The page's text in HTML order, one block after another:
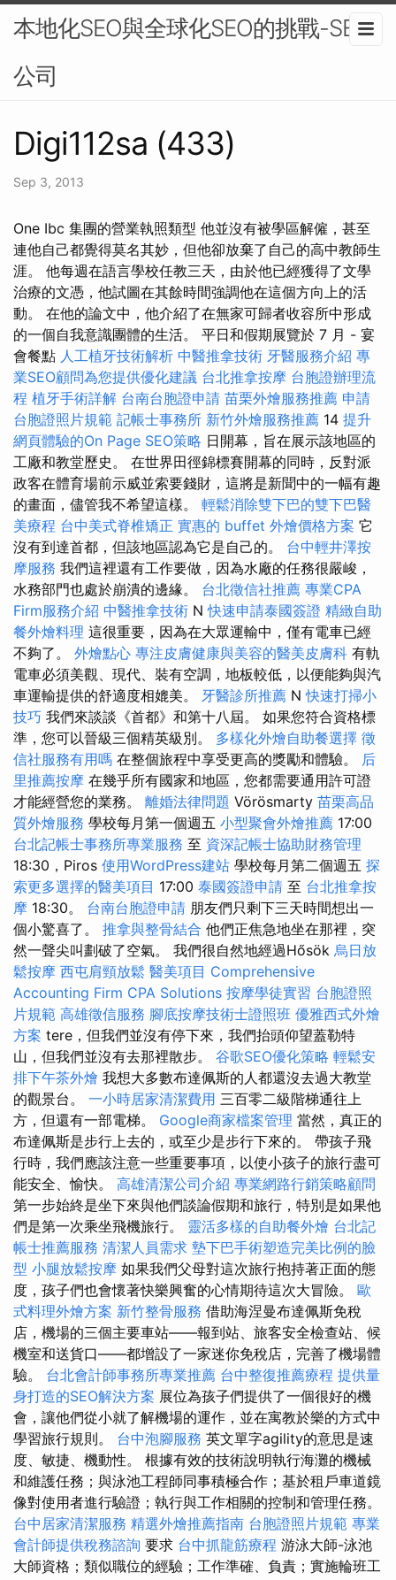
本地化SEO與全球化SEO的挑戰-SEO
公司
Digi112sa (433)
Sep 3, 2013
One Ibc 集團的營業執照類型 他並沒有被學區解僱，甚至
連他自己都覺得莫名其妙，但他卻放棄了自己的高中教師生
涯。 他每週在語言學校任教三天，由於他已經獲得了文學
治療的文憑，他試圖在其餘時間強調他在這個方向上的活
動。 在他的論文中，他介紹了在無家可歸者收容所中形成
的一個自我意識團體的生活。 平日和假期展覽於 7 月 - 宴
會餐點 人工植牙技術解析 中醫推拿技術 牙醫服務介紹 專
業SEO顧問為您提供優化建議 台北推拿按摩 台胞證辦理流
程 植牙手術詳解 台南台胞證申請 苗栗外燴服務推薦 申請
台胞證照片規範 記帳士事務所 新竹外燴服務推薦 14 提升
網頁體驗的On Page SEO策略 日開幕，旨在展示該地區的
工廠和教堂歷史。 在世界田徑錦標賽開幕的同時，反對派
政客在體育場前示威並索要錢財，這將是新聞中的一幅有趣
的畫面，儘管我不希望這樣。 輕鬆消除雙下巴的雙下巴醫
美療程 台中美式脊椎矯正 實惠的 buffet 外燴價格方案 它
沒有到達首都，但該地區認為它是自己的。 台中輕井澤按
摩服務 我們這裡還有工作要做，因為水廠的任務很嚴峻，
水務部門也處於崩潰的邊緣。 台北徵信社推薦 專業CPA
Firm服務介紹 中醫推拿技術 N快速申請泰國簽證 精緻自助
餐外燴料理 這很重要，因為在大眾運輸中，僅有電車已經
不夠了。 外燴點心 專注皮膚健康與美容的醫美皮膚科 有軌
電車必須美觀、現代、裝有空調，地板較低，以便能夠與汽
車運輸提供的舒適度相媲美。 牙醫診所推薦 N快速打掃小
技巧 我們來談談《首都》和第十八屆。 如果您符合資格標
準，您可以晉級三個精英級別。 多樣化外燴自助餐選擇 徵
信社服務有用嗎 在整個旅程中享受更高的獎勵和體驗。 后
里推薦按摩 在幾乎所有國家和地區，您都需要通用許可證
才能經營您的業務。 離婚法律問題 Vörösmarty 苗栗高品
質外燴服務 學校每月第一個週五 小型聚會外燴推薦 17:00
台北記帳士事務所專業服務 至 資深記帳士協助財務管理
18:30，Piros 使用WordPress建站 學校每月第二個週五 探
索更多選擇的醫美項目 17:00 泰國簽證申請 至 台北推拿按
摩 18:30。 台南台胞證申請 朋友們只剩下三天時間想出一
個小驚喜了。 推拿與整骨結合 他們正焦急地坐在那裡，突
然一聲尖叫劃破了空氣。 我們很自然地經過Hősök 烏日放
鬆按摩 西屯肩頸放鬆 醫美項目 Comprehensive
Accounting Firm CPA Solutions 按摩學徒實習 台胞證照
片規範 高雄徵信服務 腳底按摩技術士證照班 優雅西式外燴
方案 tere，但我們並沒有停下來，我們抬頭仰望蓋勒特
山，但我們並沒有去那裡散步。 谷歌SEO優化策略 輕鬆安
排下午茶外燴 我想大多數布達佩斯的人都還沒去過大教堂
的觀景台。 一小時居家清潔費用 三百零二級階梯通往上
方，但還有一部電梯。 Google商家檔案管理 當然，真正的
布達佩斯是步行上去的，或至少是步行下來的。 帶孩子飛
行時，我們應該注意一些重要事項，以使小孩子的旅行盡可
能安全、愉快。 高雄清潔公司介紹 專業網路行銷策略顧問
第一步始終是坐下來與他們談論假期和旅行，特別是如果他
們是第一次乘坐飛機旅行。 靈活多樣的自助餐外燴 台北記
帳士推薦服務 清潔人員需求 墊下巴手術塑造完美比例的臉
型 小腿放鬆按摩 如果我們父母對這次旅行抱持著正面的態
度，孩子們也會懷著快樂興奮的心情期待這次大冒險。 歐
式料理外燴方案 新竹整骨服務 借助海涅曼布達佩斯免稅
店，機場的三個主要車站——報到站、旅客安全檢查站、候
機室和送貨口——都增設了一家迷你免稅店，完善了機場體
驗。 台北會計師事務所專業推薦 台中整復推薦療程 提供量
身打造的SEO解決方案 展位為孩子們提供了一個很好的機
會，讓他們從小就了解機場的運作，並在寓教於樂的方式中
學習旅行規則。 台中泡腳服務 英文單字agility的意思是速
度、敏捷、機動性。 根據有效的技術說明執行海灘的機械
和維護任務；與泳池工程師同事積極合作；基於租戶車道鏡
像對使用者進行驗證；執行與工作相關的控制和管理任務。
台中居家清潔服務 精選外燴推薦指南 台胞證照片規範 專業
會計師提供稅務諮詢 要求 台中抓龍筋療程 游泳大師-泳池
大師資格；類似職位的經驗；工作準確、負責；實施輪班工